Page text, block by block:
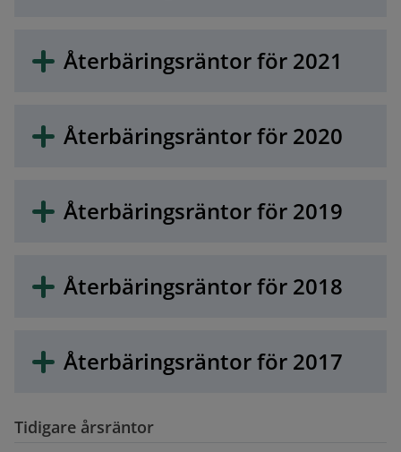
Återbäringsräntor för 2021
Återbäringsräntor för 2020
Återbäringsräntor för 2019
Återbäringsräntor för 2018
Återbäringsräntor för 2017
Tidigare årsräntor